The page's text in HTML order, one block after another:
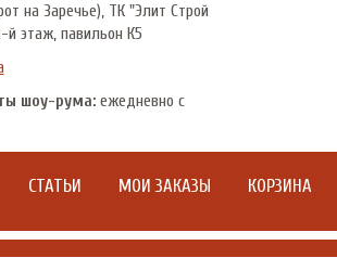
на Заречье), ТК "Элит Строй
этаж, павильон К5
шоу-рума:ежедневно с
СТАТЬИ МОИ ЗАКАЗЫ КОРЗИНА